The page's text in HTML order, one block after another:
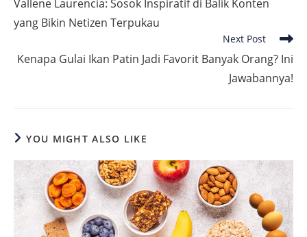
articles
Vallene Laurencia: Sosok Inspiratif di Balik Konten
yang Bikin Netizen Terpukau
Next Post
Kenapa Gulai Ikan Patin Jadi Favorit Banyak Orang? Ini
Jawabannya!
YOU MIGHT ALSO LIKE